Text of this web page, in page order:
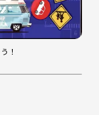
！